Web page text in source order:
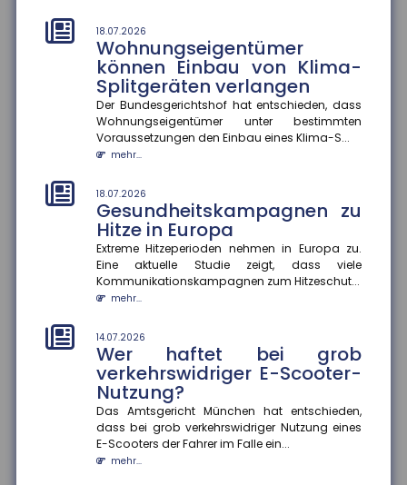
18.07.2026
Wohnungseigentümer
können Einbau von Klima-
Splitgeräten verlangen
Der Bundesgerichtshof hat entschieden, dass
Wohnungseigentümer unter bestimmten
Voraussetzungen den Einbau eines Klima-S...
mehr...
18.07.2026
Gesundheitskampagnen zu
Hitze in Europa
Extreme Hitzeperioden nehmen in Europa zu.
Eine aktuelle Studie zeigt, dass viele
Kommunikationskampagnen zum Hitzeschut...
mehr...
14.07.2026
Wer haftet bei grob
verkehrswidriger E-Scooter-
Nutzung?
Das Amtsgericht München hat entschieden,
dass bei grob verkehrswidriger Nutzung eines
E-Scooters der Fahrer im Falle ein...
mehr...
14.07.2026
Erwerbstätigkeit im Ruhestand
Eine aktuelle Studie zeigt, dass höhere
Renteneinkommen die Erwerbstätigkeit im Ruhestand
moderat senken. Ein zusätzlic...
Hitzewellen: So schützen Sie sich
vor gesundheitlichen Risiken
Extreme Temperaturen belasten den Körper stark und
können im schlimmsten Fall tödlich enden. Das
Robert Koch-Institut sc...
Gefahrenkarten in Echtzeit
Fünf Jahre nach der Flutkatastrophe im Ahrtal
arbeitet die Universität Siegen an einem digitalen
Werkzeug, das Städte un...
mehr...
14.07.2026
Soziale Medien in den Ferien